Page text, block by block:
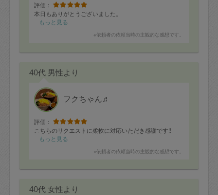
評価：
本日もありがとうございました。
もっと見る
※依頼者の依頼当時の主観的な感想です。
40代 男性より
フクちゃん♬
評価：
こちらのリクエストに柔軟に対応いただき感謝です‼️
もっと見る
※依頼者の依頼当時の主観的な感想です。
40代 女性より